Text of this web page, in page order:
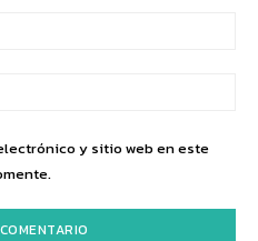
y sitio web en este